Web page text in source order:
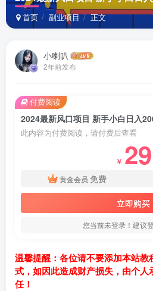
首页 副业项目 正文
小喇叭
2年前发布
2024最新风口项目 新手小白日入
此内容为付费阅读，请付费后查看
￥ 29
黄金会员 免费
立即购买
您当前未登录！建议
付费阅读
温馨提醒：各位请不要添加本站
式，如因此造成财产损失，由个
任！